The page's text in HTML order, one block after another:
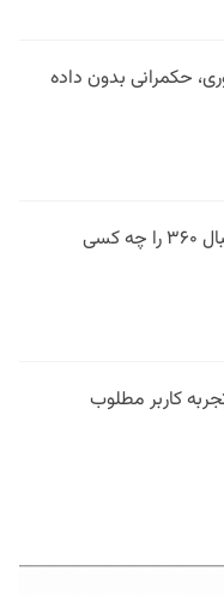
حکمرانی بدون داده
فیلتر در وقت اضافه؛ فوتبال ۳۶۰ را چه کسی
کاربر مطلوب